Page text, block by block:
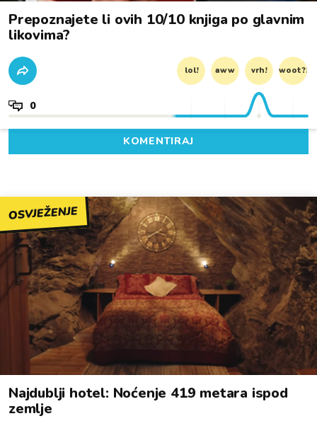
Prepoznajete li ovih 10/10 knjiga po glavnim
likovima?
lol! aww vrh! woot?!
0
KOMENTIRAJ
OSVJEŽENJE
Najdublji hotel: Noćenje 419 metara ispod
zemlje